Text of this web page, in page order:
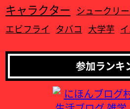
キャラクター シュークリ
エビフライ
タバコ 大学芋
参加ランキ